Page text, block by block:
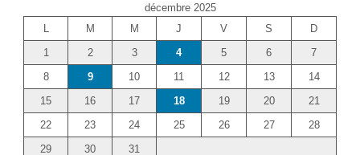
décembre 2025
L
M M J V S
D
1
2 3 4 5 6
7
8
9 10 11 12 13
14
15
16 17 18 19 20
21
22
23 24 25 26 27
28
29
30 31